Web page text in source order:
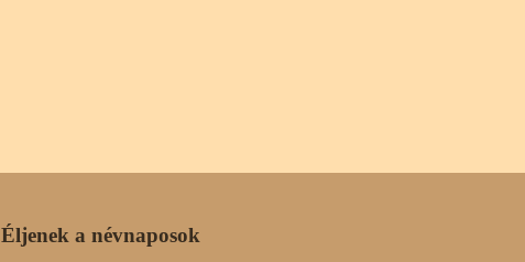
Éljenek a névnaposok